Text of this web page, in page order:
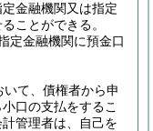
金融機関又は指定
ことができる。
定金融機関に預金口
て、債権者から申
口の支払をするこ
管理者は、自己を